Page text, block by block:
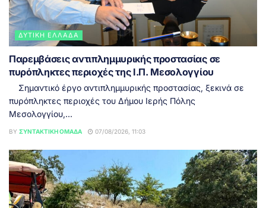
ΔΥΤΙΚΉ ΕΛΛΆΔΑ
Παρεμβάσεις αντιπλημμυρικής προστασίας σε
πυρόπληκτες περιοχές της Ι.Π. Μεσολογγίου
Σημαντικό έργο αντιπλημμυρικής προστασίας, ξεκινά σε
πυρόπληκτες περιοχές του Δήμου Ιερής Πόλης
Μεσολογγίου,...
BY ΣΥΝΤΑΚΤΙΚΉ ΟΜΆΔΑ 07/08/2026, 11:03